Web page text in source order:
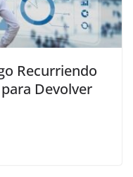
Recurriendo
Devolver